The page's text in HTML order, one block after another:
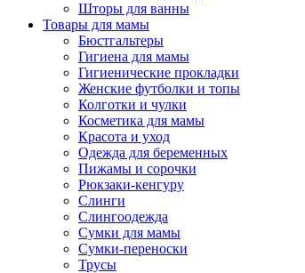
Шторы для ванны
Товары для мамы
Бюстгальтеры
Гигиена для мамы
Гигиенические прокладки
Женские футболки и топы
Колготки и чулки
Косметика для мамы
Красота и уход
Одежда для беременных
Пижамы и сорочки
Рюкзаки-кенгуру
Слинги
Слингоодежда
Сумки для мамы
Сумки-переноски
Трусы